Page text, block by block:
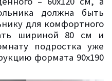
должна быть
для комфортного
шириной 80 см и
подростка уже
формата 90х190